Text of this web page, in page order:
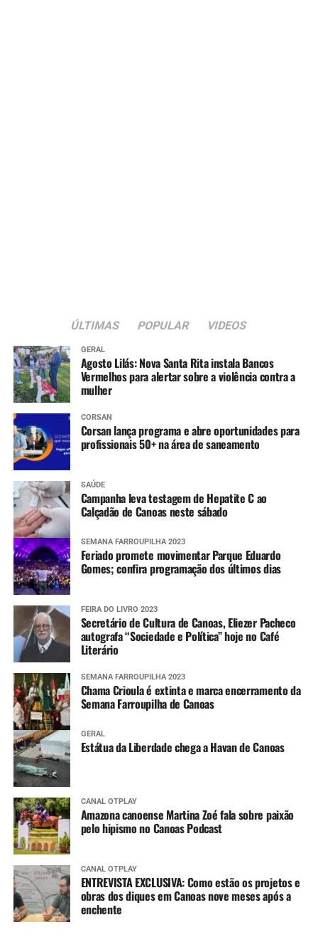
ÚLTIMAS POPULAR VIDEOS
GERAL
Agosto Lilás: Nova Santa Rita instala Bancos
Vermelhos para alertar sobre a violência contra a
mulher
CORSAN
Corsan lança programa e abre oportunidades para
profissionais 50+ na área de saneamento
SAÚDE
Campanha leva testagem de Hepatite C ao
Calçadão de Canoas neste sábado
SEMANA FARROUPILHA 2023
Feriado promete movimentar Parque Eduardo
Gomes; confira programação dos últimos dias
FEIRA DO LIVRO 2023
Secretário de Cultura de Canoas, Eliezer Pacheco
autografa “Sociedade e Política” hoje no Café
Literário
SEMANA FARROUPILHA 2023
Chama Crioula é extinta e marca encerramento da
Semana Farroupilha de Canoas
GERAL
Estátua da Liberdade chega a Havan de Canoas
CANAL OTPLAY
Amazona canoense Martina Zoé fala sobre paixão
pelo hipismo no Canoas Podcast
CANAL OTPLAY
ENTREVISTA EXCLUSIVA: Como estão os projetos e
obras dos diques em Canoas nove meses após a
enchente